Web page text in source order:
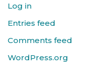
Log in
Entries feed
Comments feed
WordPress.org